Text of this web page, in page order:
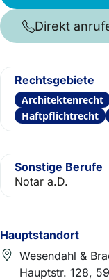
Hauptstandort
Wesendahl &
Hauptstr. 128,
Direkt
Rechtsgebiete
Architektenrecht
Haftpflichtrecht
Sonstige Berufe
Notar a.D.